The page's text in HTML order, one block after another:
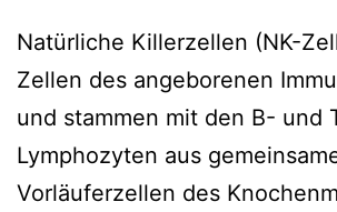
Natürliche Killerzellen (NK-
Zellen des angeborenen
und stammen mit den B- und
Lymphozyten aus
Vorläuferzellen des